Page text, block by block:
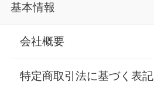
基本情報
会社概要
特定商取引法に基づく表記